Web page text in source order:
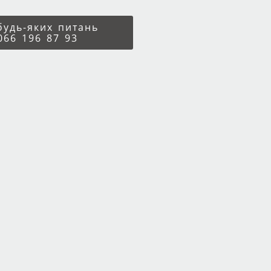
яких питань
196 87 93